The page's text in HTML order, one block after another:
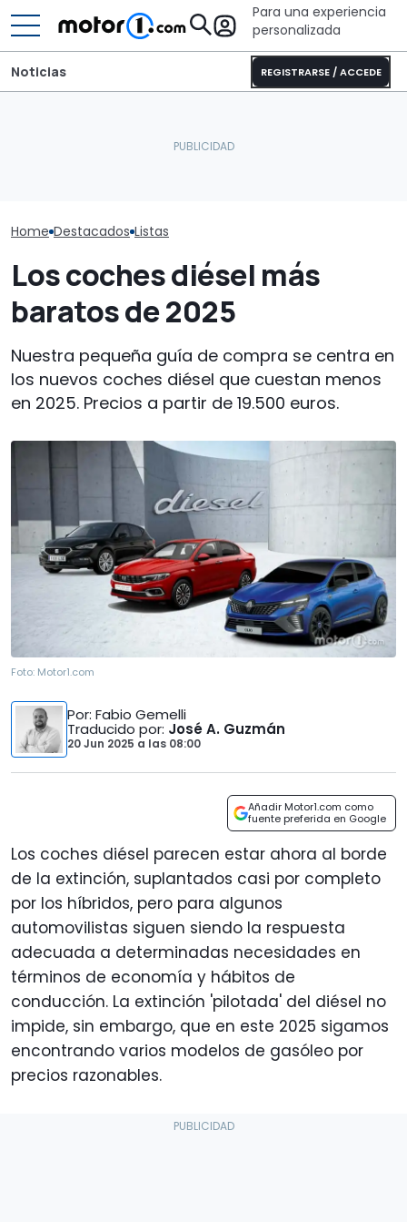
Para una experiencia
personalizada
REGISTRARSE / ACCEDE
Noticias
Home Destacados Listas
Los coches diésel más
baratos de 2025
Nuestra pequeña guía de compra se centra en
los nuevos coches diésel que cuestan menos
en 2025. Precios a partir de 19.500 euros.
Foto: Motor1.com
Por: Fabio Gemelli
Traducido por: José A. Guzmán
20 Jun 2025 a las 08:00
Añadir Motor1.com como
fuente preferida en Google
Los coches diésel parecen estar ahora al borde
de la extinción, suplantados casi por completo
por los híbridos, pero para algunos
automovilistas siguen siendo la respuesta
adecuada a determinadas necesidades en
términos de economía y hábitos de
conducción. La extinción 'pilotada' del diésel no
impide, sin embargo, que en este 2025 sigamos
encontrando varios modelos de gasóleo por
precios razonables.